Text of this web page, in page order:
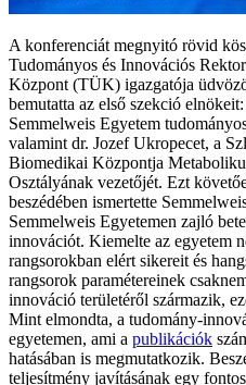
A konferenciát megnyitó rövid
Tudományos és Innovációs
Központ (TÜK) igazgatója
bemutatta az első szekció
Semmelweis Egyetem
valamint dr. Jozef Ukropecet, a
Biomedikai Központja
Osztályának vezetőjét. Ezt
beszédében ismertette
Semmelweis Egyetemen zajló
innovációt. Kiemelte az egyetem
rangsorokban elért sikereit és
rangsorok paramétereinek
innováció területéről származik,
Mint elmondta, a tudomány-
egyetemen, ami a publikációk
hatásában is megmutatkozik.
teljesítmény javításának egy